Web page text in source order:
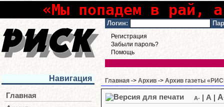
«Мы попадем в рай,
Логин:
Регистрация
Забыли пароль?
Помощь
Навигация
Главная
Главная -> Архив -> Архив газеты
A- A